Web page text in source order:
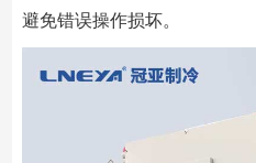
避免错误操作损坏。